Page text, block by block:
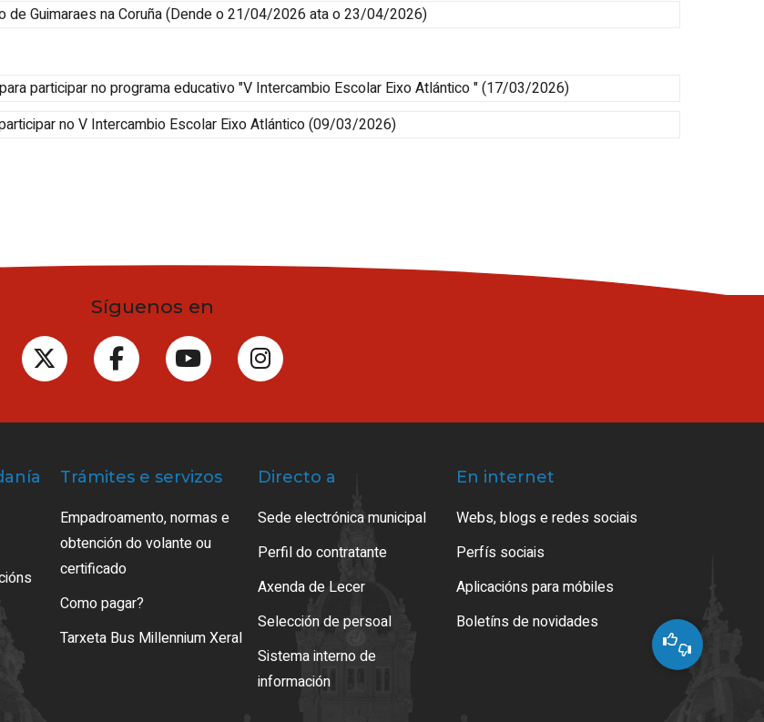
de Guimaraes na Coruña(Dende o 21/04/2026 ata o 23/04/2026)
participar no programa educativo "V Intercambio Escolar Eixo Atlántico"(17/03/2026)
no V Intercambio Escolar Eixo Atlántico(09/03/2026)
Síguenos en
Trámites e servizos
Empadroamento, normas e
obtención do volante ou
certificado
Como pagar?
Tarxeta Bus Millennium Xeral
Directo a
Sede electrónica municipal
Perfil do contratante
Axenda de Lecer
Selección de persoal
Sistema interno de
información
En internet
Webs, blogs e redes sociais
Perfís sociais
Aplicacións para móbiles
Boletíns de novidades